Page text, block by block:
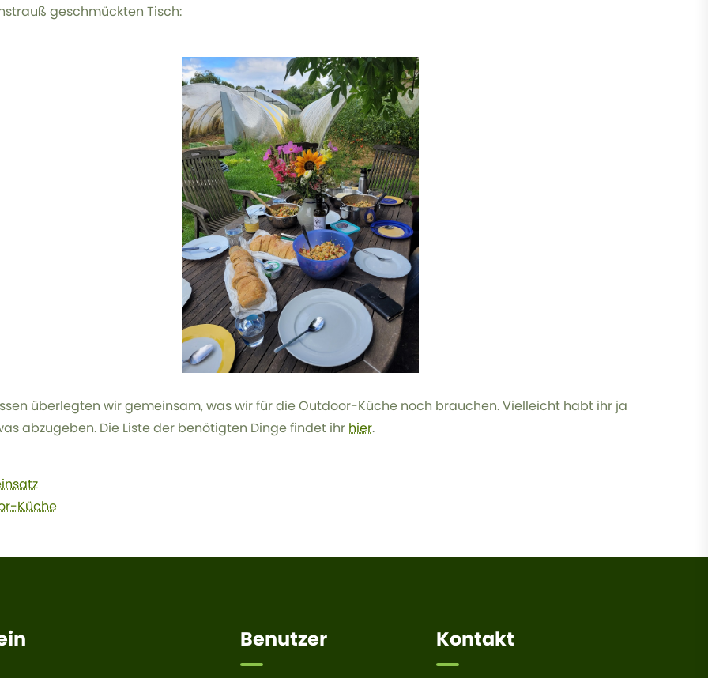
geschmückten Tisch:
überlegten wir gemeinsam, was wir für die Outdoor-Küche noch brauchen. Vielleicht habt ihr ja
abzugeben. Die Liste der benötigten Dinge findet ihrhier.
Küche
Benutzer Kontakt